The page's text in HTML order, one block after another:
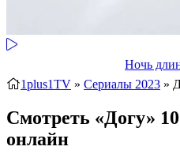
Ночь
1plus1TV » Сериалы 2023 »
Смотреть «Догу»
онлайн